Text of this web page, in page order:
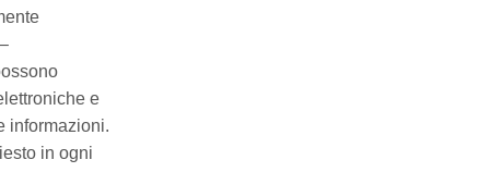
e
informazioni.
in ogni